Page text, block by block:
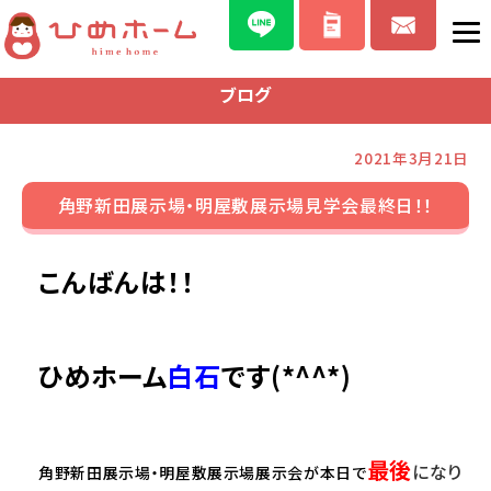
ブログ
2021年3月21日
角野新田展示場・明屋敷展示場見学会最終日！！
こんばんは！！
ひめホーム白石です(*^^*)
角野新田展示場・明屋敷展示場展示会が本日で最後になり